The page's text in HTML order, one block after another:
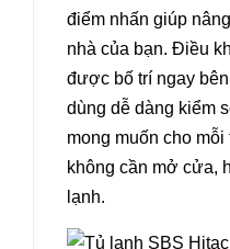
điểm nhấn giúp
nhà của bạn. Điều
được bố trí ngay
dùng dễ dàng kiểm
mong muốn cho
không cần mở cửa,
lạnh.